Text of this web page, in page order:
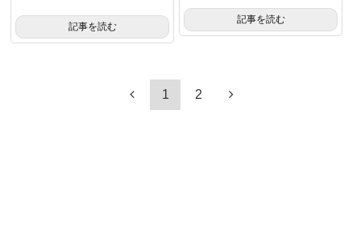
記事を読む
記事を読む
1 2